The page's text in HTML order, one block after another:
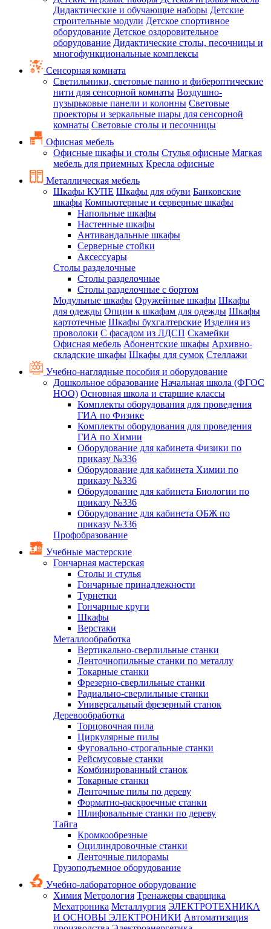
Дидактические и обучающие наборы Детские
строительные модули Детское спортивное
оборудование Детское оздоровительное
оборудование Дидактические столы, песочницы и
многофункциональные комплексы
Сенсорная комната
Светильники, световые панно и фибероптические
нити для сенсорной комнаты Воздушно-
пузырьковые панели и колонны Световые
проекторы и зеркальные шары для сенсорной
комнаты Световые столы и песочницы
Офисная мебель
Офисные шкафы и столы Стулья офисные Мягкая
мебель для приемных Кресла офисные
Металлическая мебель
Шкафы КУПЕ Шкафы для обуви Банковские
шкафы Компьютерные и серверные шкафы
Напольные шкафы
Настенные шкафы
Антивандальные шкафы
Серверные стойки
Аксессуары
Столы разделочные
Столы разделочные
Столы разделочные с бортом
Модульные шкафы Оружейные шкафы Шкафы
для одежды Опции к шкафам для одежды Шкафы
картотечные Шкафы бухгалтерские Изделия из
проволоки С фасадом из ЛДСП Скамейки
Офисная мебель Абонентские шкафы Архивно-
складские шкафы Шкафы для сумок Стеллажи
Учебно-наглядные пособия и оборудование
Дошкольное образование Начальная школа (ФГОС
НОО) Основная школа и старшие классы
Комплекты оборудования для проведения
ГИА по Физике
Комплекты оборудования для проведения
ГИА по Химии
Оборудование для кабинета Физики по
приказу №336
Оборудование для кабинета Химии по
приказу №336
Оборудование для кабинета Биологии по
приказу №336
Оборудование для кабинета ОБЖ по
приказу №336
Профобразование
Учебные мастерские
Гончарная мастерская
Столы и стулья
Гончарные принадлежности
Турнетки
Гончарные круги
Шкафы
Верстаки
Металлообработка
Вертикально-сверлильные станки
Ленточнопильные станки по металлу
Токарные станки
Фрезерно-сверлильные станки
Радиально-сверлильные станки
Универсальный фрезерный станок
Деревообработка
Торцовочная пила
Циркулярные пилы
Фуговально-строгальные станки
Рейсмусовые станки
Комбинированный станок
Токарные станки
Ленточные пилы по дереву
Форматно-раскроечные станки
Шлифовальные станки по дереву
Тайга
Кромкообрезные
Оцилиндровочные станки
Ленточные пилорамы
Грузоподъемное оборудование
Учебно-лабораторное оборудование
Химия Метрология Тренажеры сварщика
Мехатроника Металлургия ЭЛЕКТРОТЕХНИКА
И ОСНОВЫ ЭЛЕКТРОНИКИ Автоматизация